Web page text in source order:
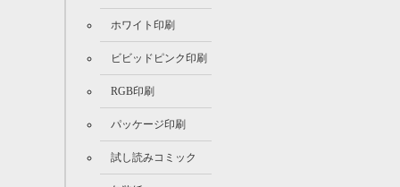
ホワイト印刷
ビビッドピンク印刷
RGB印刷
パッケージ印刷
試し読みコミック